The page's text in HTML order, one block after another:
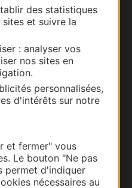
des statistiques
et suivre la
: analyser vos
nos sites en
personnalisées,
d'intérêts sur notre
et fermer" vous
Le bouton "Ne pas
permet d'indiquer
nécessaires au